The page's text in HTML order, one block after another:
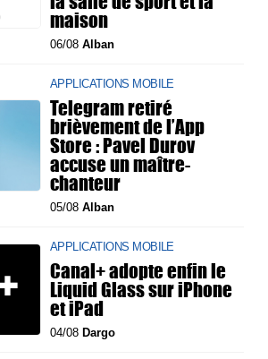
maison
06/08 Alban
APPLICATIONS MOBILE
Telegram retiré
brièvement de l’App
Store : Pavel Durov
accuse un maître-
chanteur
05/08 Alban
APPLICATIONS MOBILE
Canal+ adopte enfin le
Liquid Glass sur iPhone
et iPad
04/08 Dargo